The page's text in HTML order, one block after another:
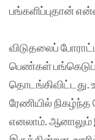
பங்களிப்புதான்
விடுதலைப்
பெண்கள்
ரேணியில்
எனலாம். ஆனாலும்